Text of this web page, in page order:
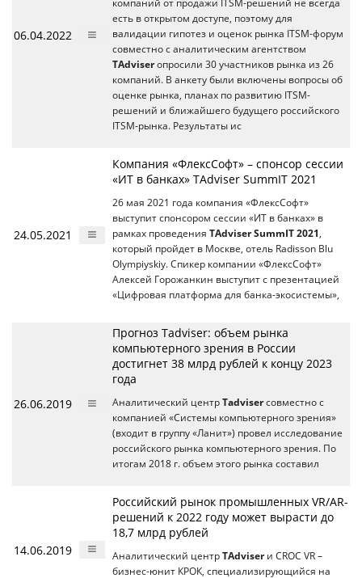
06.04.2022
компаний от продажи ITSM-решений не всегда
есть в открытом доступе, поэтому для
валидации гипотез и оценок рынка ITSM-форум
совместно с аналитическим агентством
TAdviserопросили 30 участников рынка из 26
компаний. В анкету были включены вопросы об
оценке рынка, планах по развитию ITSM-
решений и ближайшего будущего российского
ITSM-рынка. Результаты ис
24.05.2021
Компания «ФлексСофт» – спонсор сессии
«ИТ в банках» TAdviser SummIT 2021
26 мая 2021 года компания «ФлексСофт»
выступит спонсором сессии «ИТ в банках» в
рамках проведения TAdviser SummIT 2021
который пройдет в Москве, отель Radisson Blu
Olympiyskiy. Спикер компании «ФлексСофт»
Алексей Горожанкин выступит с презентацией
«Цифровая платформа для банка-экосистемы»,
26.06.2019
Прогноз Tadviser: объем рынка
компьютерного зрения в России
достигнет 38 млрд рублей к концу 2023
года
Аналитический центр Tadviserсовместно с
компанией «Системы компьютерного зрения»
(входит в группу «Ланит») провел исследование
российского рынка компьютерного зрения. По
итогам 2018 г. объем этого рынка составил
14.06.2019
Российский рынок промышленных VR/AR-
решений к 2022 году может вырасти до
18,7 млрд рублей
Аналитический центр TAdviserи CROC VR –
бизнес-юнит КРОК, специализирующийся на